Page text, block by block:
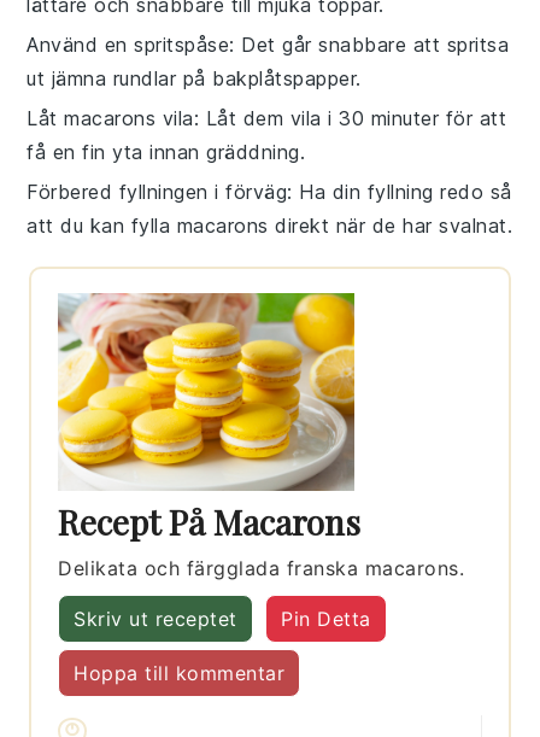
Använd en spritspåse: Det går snabbare att spritsa
ut jämna rundlar på bakplåtspapper.
Låt macarons vila: Låt dem vila i 30 minuter för att
få en fin yta innangräddning.
Förbered fyllningen i förväg: Ha din fyllning redo så
att du kan fylla macarons direkt när de har svalnat.
Recept På Macarons
Delikata och färgglada franska macarons.
Skriv ut receptet Pin Detta
Hoppa till kommentar